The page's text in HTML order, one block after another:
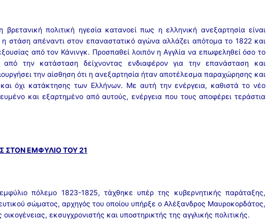
πολιτική ηγεσία κατανοεί πως η ελληνική ανεξαρτησία είναι
στάση απέναντι στον επαναστατικό αγώνα αλλάζει απότομα το 1822 και
από τον Κάνινγκ. Προσπαθεί λοιπόν η Αγγλία να επωφεληθεί όσο το
από την κατάσταση δείχνοντας ενδιαφέρον για την επανάσταση και
την αίσθηση ότι η ανεξαρτησία ήταν αποτέλεσμα παραχώρησης και
όχι κατάκτησης των Ελλήνων. Με αυτή την ενέργεια, καθιστά το νέο
και εξαρτημένο από αυτούς, ενέργεια που τους αποφέρει τεράστια
ΣΤΟΝ ΕΜΦΥΛΙΟ ΤΟΥ 21
πόλεμο 1823-1825, τάχθηκε υπέρ της κυβερνητικής παράταξης,
σώματος, αρχηγός του οποίου υπήρξε ο Αλέξανδρος Μαυροκορδάτος,
οικογένειας, εκσυγχρονιστής και υποστηρικτής της αγγλικής πολιτικής.